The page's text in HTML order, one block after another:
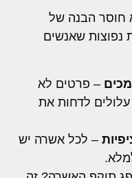
חוסר הבנה של
נפוצות שאנשים
– פרטים לא
לדחות את
– לכל אשרה יש